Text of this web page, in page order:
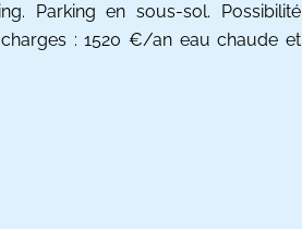
Parking en sous-sol. Possibilité
: 1520 €/an eau chaude et